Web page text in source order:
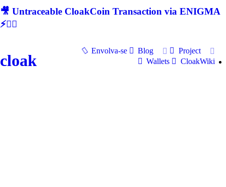
🎥 Untraceable CloakCoin Transaction via ENIGMA
⚡🕵‍♂
cloak
Envolva-se Blog
Project
Wallets
CloakWiki